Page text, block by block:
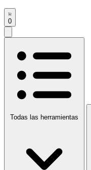
0
Todas las herramientas